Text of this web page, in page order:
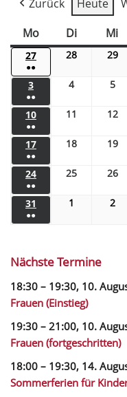
Zurück Heute
Mo
Di Mi
27
●●
28 29
3
●●
4 5
10
●●
11 12
17
●●
18 19
24
●●
25 26
31
●●
1 2
Nächste Termine
18:30 – 19:30, 10.
Frauen (Einstieg)
19:30 – 21:00, 10.
Frauen (fortgeschritten)
18:00 – 19:30, 14.
Sommerferien für